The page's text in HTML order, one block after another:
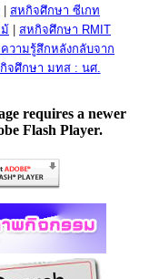
สหกิจศึกษา ซีเกท
สหกิจศึกษา RMIT
วามรู้สึกหลังกลับจาก
จศึกษา มทส : นศ.
requires a newer
Flash Player.